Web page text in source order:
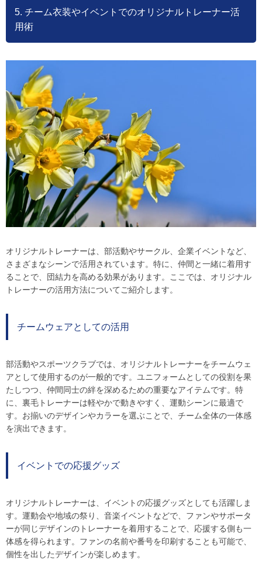
5. チーム衣装やイベントでのオリジナルトレーナー活
用術
オリジナルトレーナーは、部活動やサークル、企業イベントなど、
さまざまなシーンで活用されています。特に、仲間と一緒に着用す
ることで、団結力を高める効果があります。ここでは、オリジナル
トレーナーの活用方法についてご紹介します。
チームウェアとしての活用
部活動やスポーツクラブでは、オリジナルトレーナーをチームウェ
アとして使用するのが一般的です。ユニフォームとしての役割を果
たしつつ、仲間同士の絆を深めるための重要なアイテムです。特
に、裏毛トレーナーは軽やかで動きやすく、運動シーンに最適で
す。お揃いのデザインやカラーを選ぶことで、チーム全体の一体感
を演出できます。
イベントでの応援グッズ
オリジナルトレーナーは、イベントの応援グッズとしても活躍しま
す。運動会や地域の祭り、音楽イベントなどで、ファンやサポータ
ーが同じデザインのトレーナーを着用することで、応援する側も一
体感を得られます。ファンの名前や番号を印刷することも可能で、
個性を出したデザインが楽しめます。